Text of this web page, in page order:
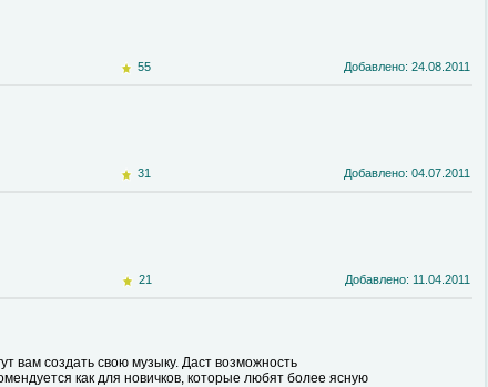
55 Добавлено: 24.08.2011
31 Добавлено: 04.07.2011
21 Добавлено: 11.04.2011
вам создать свою музыку. Даст возможность
как для новичков, которые любят более ясную